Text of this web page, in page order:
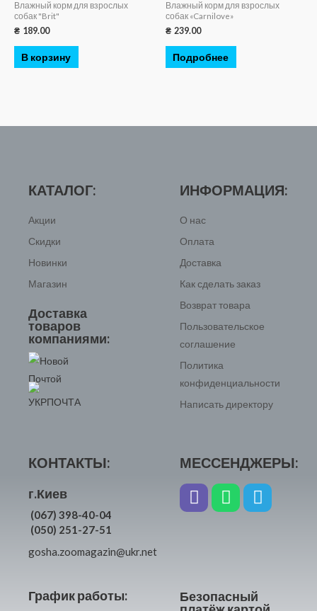
Влажный корм для взрослых
собак "Brit"
₴ 189.00
В корзину
Влажный корм для взрослых
собак «Carnilove»
₴ 239.00
Подробнее
КАТАЛОГ:
Акции
Скидки
Новинки
Магазин
Доставка
товаров
компаниями:
ИНФОРМАЦИЯ:
О нас
Оплата
Доставка
Как сделать заказ
Возврат товара
Пользовательское
соглашение
Политика
конфиденциальности
Написать директору
КОНТАКТЫ:
г.Киев
(067) 398-40-04
(050) 251-27-51
gosha.zoomagazin@ukr.net
График работы:
МЕССЕНДЖЕРЫ:
Безопасный